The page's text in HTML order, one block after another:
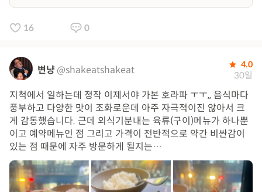
16 0
변냥@shakeatshakeat 4.0
30일
지척에서 일하는데 정작 이제서야 가본 호라파 ㅜㅜ,, 음식마다
풍부하고 다양한 맛이 조화로운데 아주 자극적이진 않아서 크
게 감동했습니다. 근데 외식기분내는 육류(구이)메뉴가 하나뿐
이고 예약메뉴인 점 그리고 가격이 전반적으로 약간 비싼감이
있는 점 때문에 자주 방문하게 될지는…